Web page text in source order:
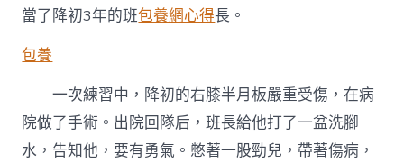
當了降初3年的班包養網心得長。
包養
一次練習中，降初的右膝半月板嚴重受傷，在病
院做了手術。出院回隊后，班長給他打了一盆洗腳
水，告知他，要有勇氣。憋著一股勁兒，帶著傷病，